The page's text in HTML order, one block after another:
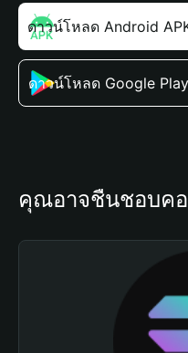
ดาวน์โหลด Android
ดาวน์โหลด Google Play
คุณอาจชื่นชอบค